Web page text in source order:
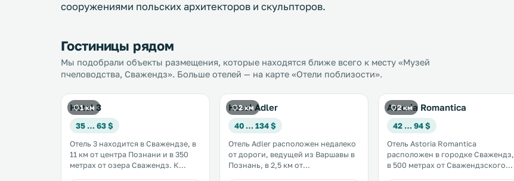
сооружениями польских архитекторов и скульпторов.
Гостиницы рядом
Мы подобрали объекты размещения, которые находятся ближе всего к месту «Музей
пчеловодства, Сважендз». Больше отелей — на карте «Отели поблизости».
1 км
Hotel 3
35 … 63 $
Отель 3 находится в Сважендзе, в
11 км от центра Познани и в 350
метрах от озера Сважендз. К
2 км
Hotel Adler
40 … 134 $
Отель Adler расположен недалеко
от дороги, ведущей из Варшавы в
Познань, в 2,5 км от
2 км
Astoria Romantica
42 … 94 $
Отель Astoria Romantica
расположен в городке Сважендз,
в 500 метрах от Сважендзского